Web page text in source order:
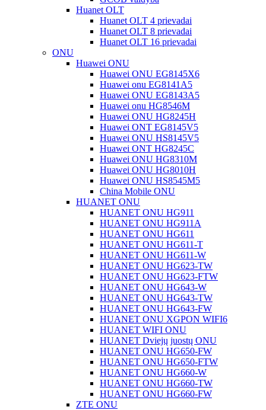
Huanet OLT
Huanet OLT 4 prievadai
Huanet OLT 8 prievadai
Huanet OLT 16 prievadai
ONU
Huawei ONU
Huawei ONU EG8145X6
Huawei onu EG8141A5
Huawei ONU EG8143A5
Huawei onu HG8546M
Huawei ONU HG8245H
Huawei ONT EG8145V5
Huawei ONU HS8145V5
Huawei ONT HG8245C
Huawei ONU HG8310M
Huawei ONU HG8010H
Huawei ONU HS8545M5
China Mobile ONU
HUANET ONU
HUANET ONU HG911
HUANET ONU HG911A
HUANET ONU HG611
HUANET ONU HG611-T
HUANET ONU HG611-W
HUANET ONU HG623-TW
HUANET ONU HG623-FTW
HUANET ONU HG643-W
HUANET ONU HG643-TW
HUANET ONU HG643-FW
HUANET ONU XGPON WIFI6
HUANET WIFI ONU
HUANET Dviejų juostų ONU
HUANET ONU HG650-FW
HUANET ONU HG650-FTW
HUANET ONU HG660-W
HUANET ONU HG660-TW
HUANET ONU HG660-FW
ZTE ONU